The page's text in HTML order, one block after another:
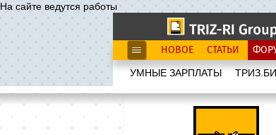
На сайте ведутся работы
НОВОЕ СТАТЬИ
УМНЫЕ ЗАРПЛАТЫ